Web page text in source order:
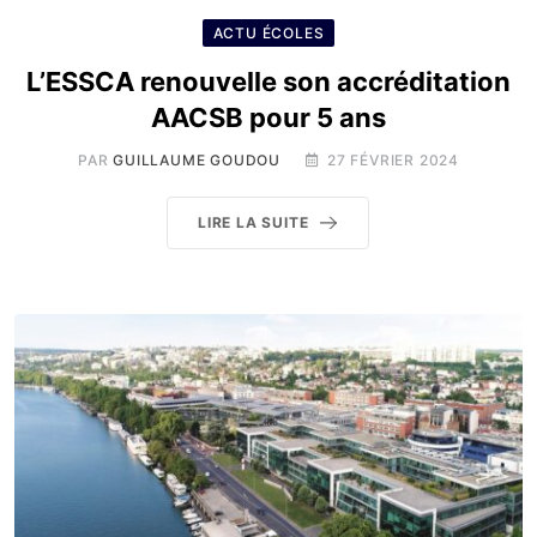
ACTU ÉCOLES
L’ESSCA renouvelle son accréditation
AACSB pour 5 ans
PARGUILLAUME GOUDOU 27 FÉVRIER 2024
LIRE LA SUITE